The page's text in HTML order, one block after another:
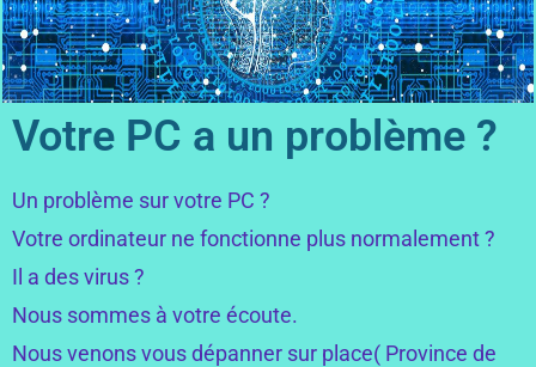
Votre PC a un problème ?
Un problème sur votre PC ?
Votre ordinateur ne fonctionne plus normalement ?
Il a des virus ?
Nous sommes à votre écoute.
Nous venons vous dépanner sur place( Province de